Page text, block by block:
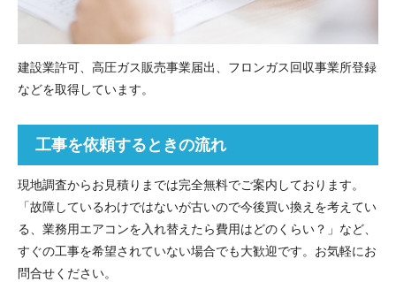
建設業許可、高圧ガス販売事業届出、フロンガス回収事業所登録
などを取得しています。
工事を依頼するときの流れ
現地調査からお見積りまでは完全無料でご案内しております。
「故障しているわけではないが古いので今後買い換えを考えてい
る、業務用エアコンを入れ替えたら費用はどのくらい？」など、
すぐの工事を希望されていない場合でも大歓迎です。お気軽にお
問合せください。